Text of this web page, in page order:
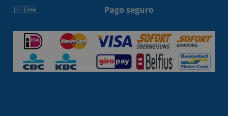
Pago seguro